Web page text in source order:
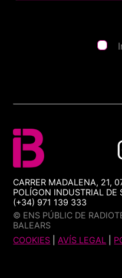
CARRER MADALENA, 21,
POLÍGON INDUSTRIAL DE
(+34) 971 139 333
© ENS PÚBLIC DE
BALEARS
COOKIES |AVÍS LEGAL